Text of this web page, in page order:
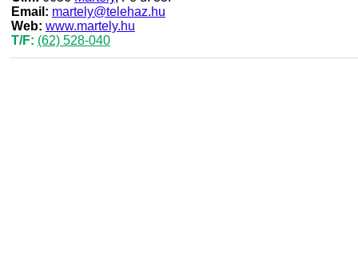
Email: martely@telehaz.hu
Web: www.martely.hu
T/F: (62) 528-040